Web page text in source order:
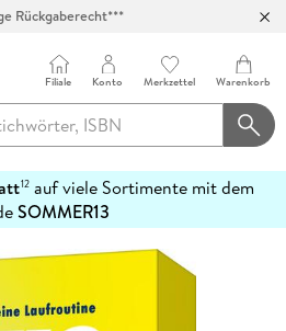
Rückgaberecht***
Filiale Konto Merkzettel Warenkorb
12auf viele Sortimente mit dem
SOMMER13